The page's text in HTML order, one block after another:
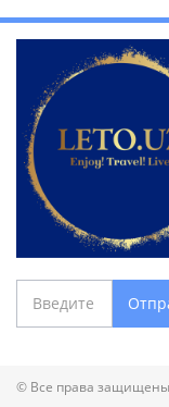
© Все права